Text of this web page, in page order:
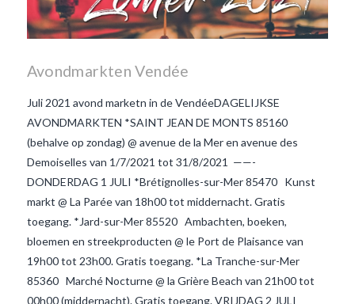
Avondmarkten Vendée
Juli 2021 avond marketn in de VendéeDAGELIJKSE
AVONDMARKTEN *SAINT JEAN DE MONTS 85160
(behalve op zondag) @ avenue de la Mer en avenue des
Demoiselles van 1/7/2021 tot 31/8/2021 ——-
DONDERDAG 1 JULI *Brétignolles-sur-Mer 85470 Kunst
markt @ La Parée van 18h00 tot middernacht. Gratis
toegang. *Jard-sur-Mer 85520 Ambachten, boeken,
bloemen en streekproducten @ le Port de Plaisance van
19h00 tot 23h00. Gratis toegang. *La Tranche-sur-Mer
85360 Marché Nocturne @ la Grière Beach van 21h00 tot
00h00 (middernacht). Gratis toegang. VRIJDAG 2 JULI